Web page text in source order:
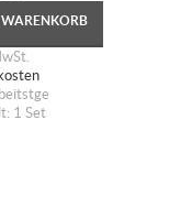
WARENKORB
1Set